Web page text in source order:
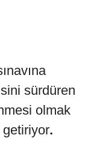
sürdüren
olmak
getiriyor.